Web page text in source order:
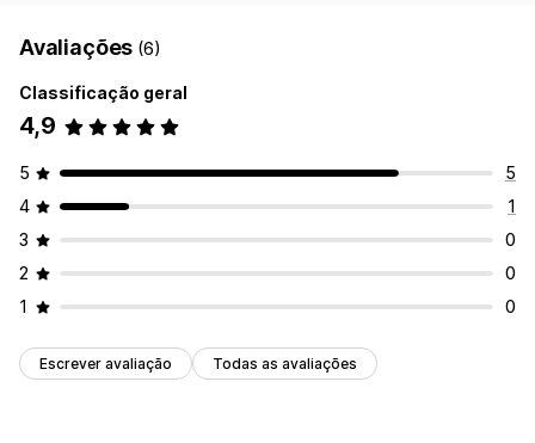
Avaliações (6)
Classificação geral
4,9
5
5
4
1
3
0
2
0
1
0
Escrever avaliação Todas as avaliações